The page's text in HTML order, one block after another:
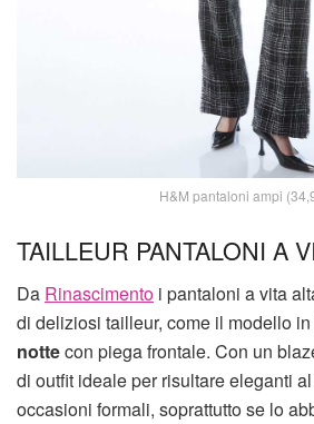
H&M pantaloni ampi
TAILLEUR PANTALONI A
Da Rinascimento i pantaloni a vita
di deliziosi tailleur, come il modello in
nottecon piega frontale. Con un
di outfit ideale per risultare eleganti
occasioni formali, soprattutto se lo